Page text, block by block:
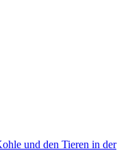
und den Tieren in der